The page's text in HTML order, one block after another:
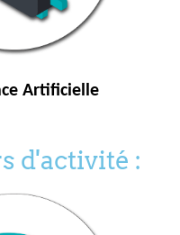
Artificielle
d'activité :